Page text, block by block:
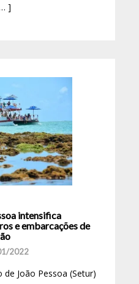
]
intensifica
e embarcações de
2022
João Pessoa (Setur)